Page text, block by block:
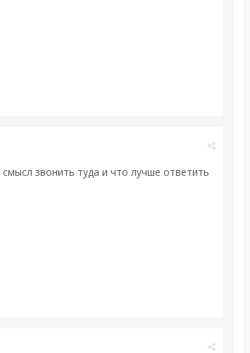
звонить туда и что лучше ответить